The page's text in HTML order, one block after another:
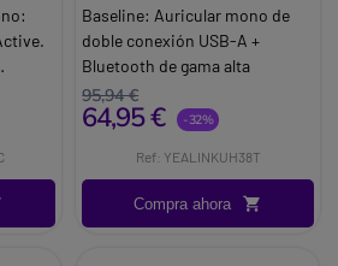
Baseline: Auricular mono de
doble conexión USB-A +
Bluetooth de gama alta
optimizado para Microsoft
Teams
95,94 €
64,95 € -32%
Ref: YEALINKUH38T
Compra ahora